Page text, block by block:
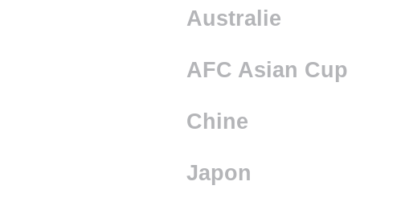
Australie
AFC Asian Cup
Chine
Japon